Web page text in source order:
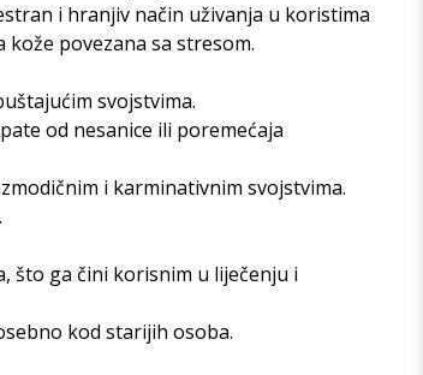
i hranjiv način uživanja u koristima
povezana sa stresom.
svojstvima.
od nesanice ili poremećaja
i karminativnim svojstvima.
što ga čini korisnim u liječenju i
kod starijih osoba.